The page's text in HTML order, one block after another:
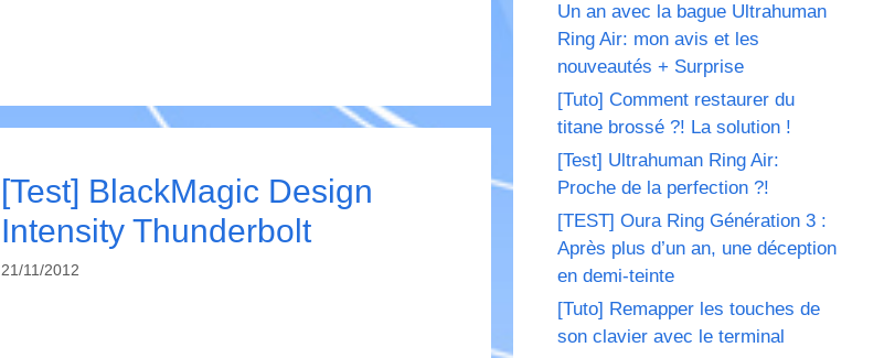
[Test] BlackMagic Design
Intensity Thunderbolt
21/11/2012
Un an avec la bague Ultrahuman
Ring Air: mon avis et les
nouveautés + Surprise
[Tuto] Comment restaurer du
titane brossé ?! La solution !
[Test] Ultrahuman Ring Air:
Proche de la perfection ?!
[TEST] Oura Ring Génération 3 :
Après plus d’un an, une déception
en demi-teinte
[Tuto] Remapper les touches de
son clavier avec le terminal